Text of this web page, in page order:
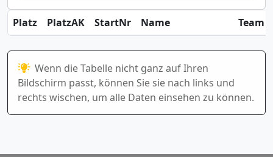
Platz PlatzAK StartNr Name Team
Wenn die Tabelle nicht ganz auf Ihren
Bildschirm passt, können Sie sie nach links und
rechts wischen, um alle Daten einsehen zu können.